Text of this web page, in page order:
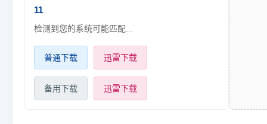
11
检测到您的系统可能匹配...
普通下载 迅雷下载
备用下载 迅雷下载